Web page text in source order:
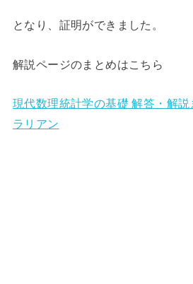
となり、証明ができました。
解説ページのまとめはこちら
現代数理統計学の基礎 解答・解
ラリアン